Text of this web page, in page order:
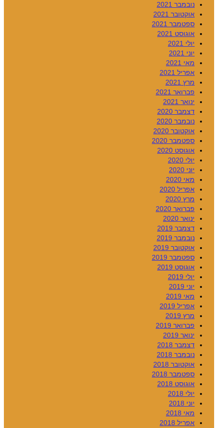
נובמבר 2021
אוקטובר 2021
ספטמבר 2021
אוגוסט 2021
יולי 2021
יוני 2021
מאי 2021
אפריל 2021
מרץ 2021
פברואר 2021
ינואר 2021
דצמבר 2020
נובמבר 2020
אוקטובר 2020
ספטמבר 2020
אוגוסט 2020
יולי 2020
יוני 2020
מאי 2020
אפריל 2020
מרץ 2020
פברואר 2020
ינואר 2020
דצמבר 2019
נובמבר 2019
אוקטובר 2019
ספטמבר 2019
אוגוסט 2019
יולי 2019
יוני 2019
מאי 2019
אפריל 2019
מרץ 2019
פברואר 2019
ינואר 2019
דצמבר 2018
נובמבר 2018
אוקטובר 2018
ספטמבר 2018
אוגוסט 2018
יולי 2018
יוני 2018
מאי 2018
אפריל 2018